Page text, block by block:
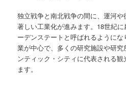
独立戦争と南北戦争の間に、運河や
著しい工業化が進みます。18世紀
ーデンステートと呼ばれるように
業が中心で、多くの研究施設や研
ンティック・シティに代表される
ます。